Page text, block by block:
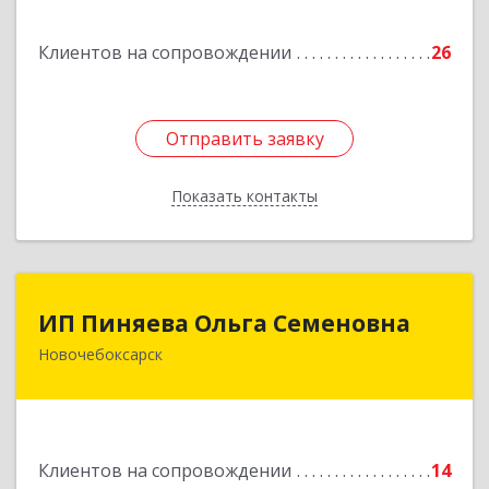
Клиентов на сопровождении 26
Отправить заявку
Показать контакты
Отправить заявку
Назад
ИП Пиняева Ольга Семеновна
Новочебоксарск
Клиентов на сопровождении 14
429965, Чувашская Республика - Чувашия,
Подробнее